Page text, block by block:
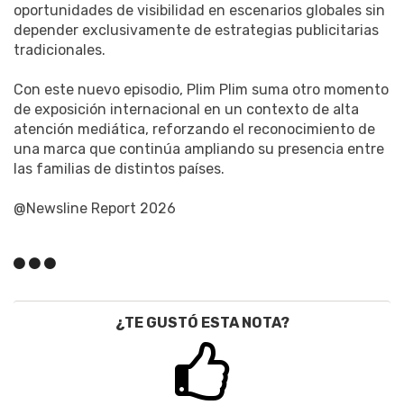
oportunidades de visibilidad en escenarios globales sin
depender exclusivamente de estrategias publicitarias
tradicionales.
Con este nuevo episodio, Plim Plim suma otro momento
de exposición internacional en un contexto de alta
atención mediática, reforzando el reconocimiento de
una marca que continúa ampliando su presencia entre
las familias de distintos países.
@Newsline Report 2026
¿TE GUSTÓ ESTA NOTA?